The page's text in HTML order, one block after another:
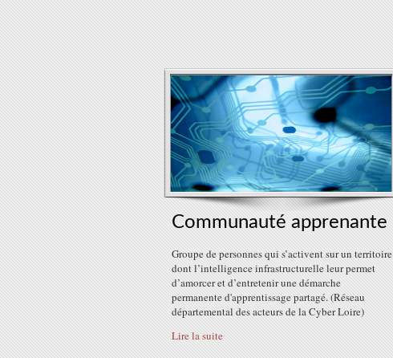
Communauté apprenante
Groupe de personnes qui s’activent sur un territoire
dont l’intelligence infrastructurelle leur permet
d’amorcer et d’entretenir une démarche
permanente d'apprentissage partagé. (Réseau
départemental des acteurs de la Cyber Loire)
Lire la suite